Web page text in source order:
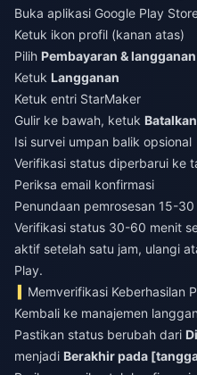
Buka aplikasi Google Play
Ketuk ikon profil (kanan atas)
Pilih Pembayaran & langganan
Ketuk Langganan
Ketuk entri StarMaker
Gulir ke bawah, ketuk
Isi survei umpan balik opsional
Verifikasi status diperbarui ke
Periksa email konfirmasi
Penundaan pemrosesan 15-
Verifikasi status 30-60 menit
aktif setelah satu jam, ulangi
Play.
Memverifikasi Keberhasilan
Kembali ke manajemen
Pastikan status berubah dari
menjadi Berakhir pada